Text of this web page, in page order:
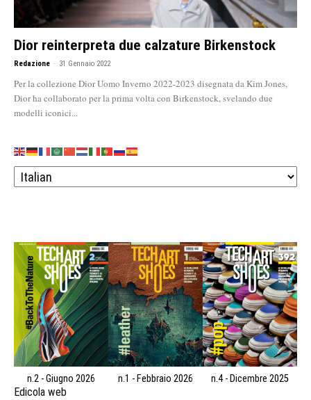
Dior reinterpreta due calzature Birkenstock
Redazione - 31 Gennaio 2022
Per la collezione Dior Uomo Inverno 2022-2023 disegnata da Kim Jones,
Dior ha collaborato per la prima volta con Birkenstock, svelando due
modelli iconici...
n.2 - Giugno 2026 n.1 - Febbraio 2026 n.4 - Dicembre 2025
Edicola web